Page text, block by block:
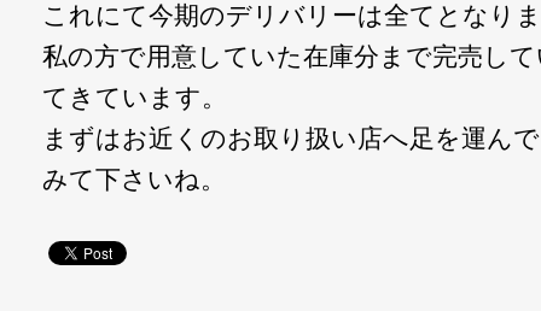
これにて今期のデリバリーは全てとなり
私の方で用意していた在庫分まで完売し
てきています。
まずはお近くのお取り扱い店へ足を運ん
みて下さいね。